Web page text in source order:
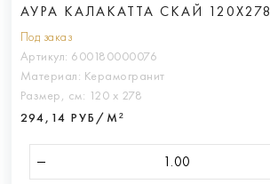
АУРА КАЛАКАТТА СКАЙ 120X278
Под заказ
Артикул: 600180000076
Материал: Керамогранит
Размер, см: 120 х 278
294,14 РУБ/М²